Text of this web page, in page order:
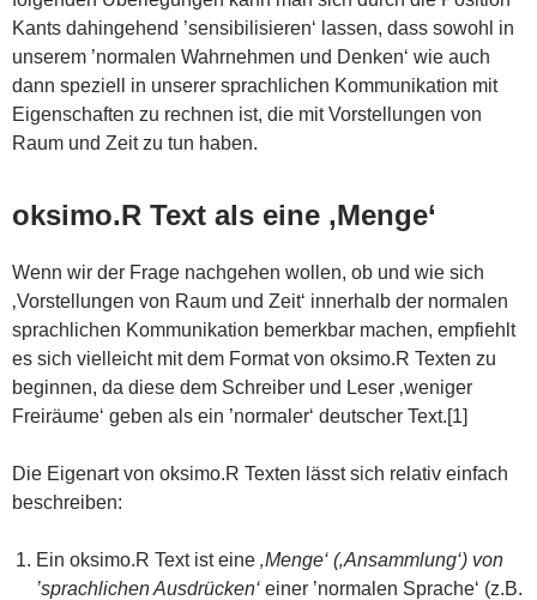
Kants dahingehend ’sensibilisieren‘ lassen, dass sowohl in
unserem ’normalen Wahrnehmen und Denken‘ wie auch
dann speziell in unserer sprachlichen Kommunikation mit
Eigenschaften zu rechnen ist, die mit Vorstellungen von
Raum und Zeit zu tun haben.
oksimo.R Text als eine ‚Menge‘
Wenn wir der Frage nachgehen wollen, ob und wie sich
‚Vorstellungen von Raum und Zeit‘ innerhalb der normalen
sprachlichen Kommunikation bemerkbar machen, empfiehlt
es sich vielleicht mit dem Format von oksimo.R Texten zu
beginnen, da diese dem Schreiber und Leser ‚weniger
Freiräume‘ geben als ein ’normaler‘ deutscher Text.[1]
Die Eigenart von oksimo.R Texten lässt sich relativ einfach
beschreiben:
Ein oksimo.R Text ist eine ‚Menge‘ (‚Ansammlung‘) von
’sprachlichen Ausdrücken‘ einer ’normalen Sprache‘ (z.B.